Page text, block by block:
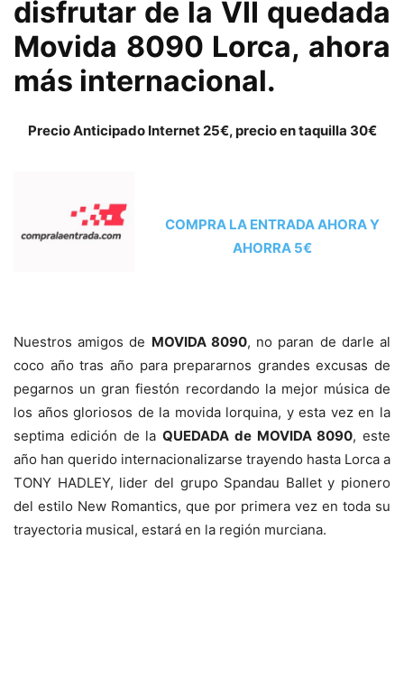
disfrutar de la VII quedada
Movida 8090 Lorca, ahora
más internacional.
Precio Anticipado Internet 25€, precio en taquilla 30€
COMPRA LA ENTRADA AHORA Y
AHORRA 5€
Nuestros amigos de MOVIDA 8090, no paran de darle al
coco año tras año para prepararnos grandes excusas de
pegarnos un gran fiestón recordando la mejor música de
los años gloriosos de la movida lorquina, y esta vez en la
septima edición de la QUEDADA de MOVIDA 8090, este
año han querido internacionalizarse trayendo hasta Lorca a
TONY HADLEY, lider del grupo Spandau Ballet y pionero
del estilo New Romantics, que por primera vez en toda su
trayectoria musical, estará en la región murciana.